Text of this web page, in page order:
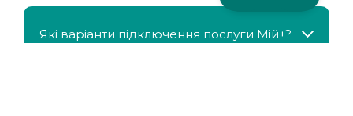
Які варіанти підключення послуги Мій+?